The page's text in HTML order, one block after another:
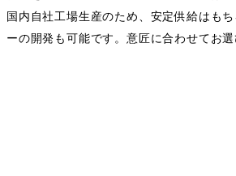
国内自社工場生産のため、安定供給はも
ーの開発も可能です。意匠に合わせてお選